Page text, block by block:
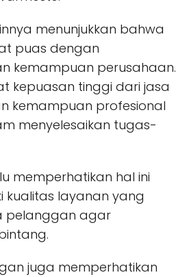
menunjukkan bahwa
puas dengan
kemampuan perusahaan.
kepuasan tinggi dari jasa
kemampuan profesional
menyelesaikan tugas-
memperhatikan hal ini
kualitas layanan yang
pelanggan agar
juga memperhatikan